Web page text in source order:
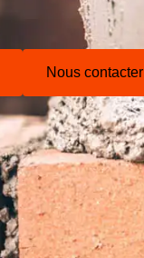
Nous contacter